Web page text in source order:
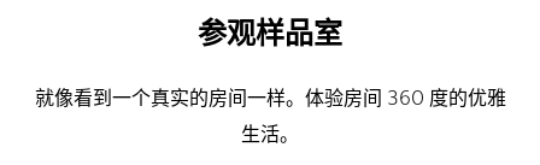
参观样品室
就像看到一个真实的房间一样。体验房间 360 度的优雅
生活。